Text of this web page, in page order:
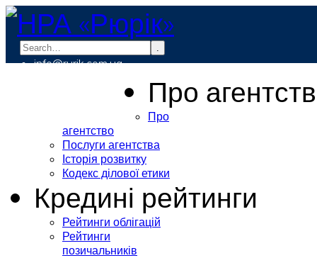
.
info@rurik.com.ua
Про
Про
агентство
Послуги агентства
Історія розвитку
Кодекс ділової етики
Кредині рейтинги
Рейтинги облігацій
Рейтинги
позичальників